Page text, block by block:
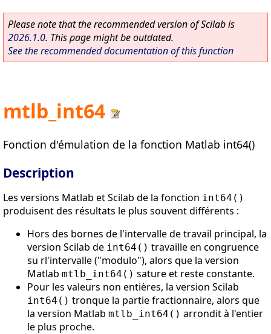
Please note that the recommended version of Scilab is
2026.1.0. This page might be outdated.
See the recommended documentation of this function
mtlb_int64
Fonction d'émulation de la fonction Matlab int64()
Description
Les versions Matlab et Scilab de la fonction int64()
produisent des résultats le plus souvent différents :
Hors des bornes de l'intervalle de travail principal, la
version Scilab de int64() travaille en congruence
su rl'intervalle ("modulo"), alors que la version
Matlab mtlb_int64() sature et reste constante.
Pour les valeurs non entières, la version Scilab
int64() tronque la partie fractionnaire, alors que
la version Matlab mtlb_int64() arrondit à l'entier
le plus proche.